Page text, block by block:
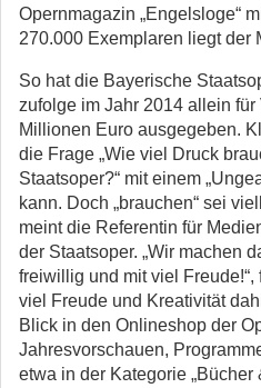
Opernmagazin „Engelsloge“
270.000 Exemplaren liegt der
So hat die Bayerische
zufolge im Jahr 2014 allein
Millionen Euro ausgegeben.
die Frage „Wie viel Druck
Staatsoper?“ mit einem
kann. Doch „brauchen“ sei
meint die Referentin für
der Staatsoper. „Wir machen
freiwillig und mit viel
viel Freude und Kreativität
Blick in den Onlineshop der
Jahresvorschauen,
etwa in der Kategorie „Bücher